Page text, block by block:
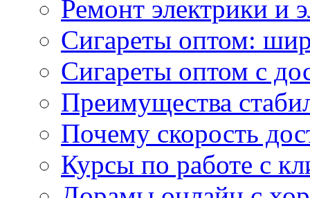
Ремонт электрики и
Сигареты оптом:
Сигареты оптом с
Преимущества
Почему скорость
Курсы по работе с